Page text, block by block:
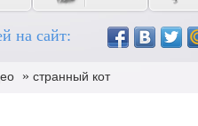
на сайт:
» странный кот